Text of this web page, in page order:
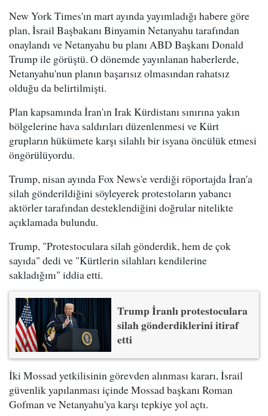
New York Times'ın mart ayında yayımladığı habere göre
plan, İsrail Başbakanı Binyamin Netanyahu tarafından
onaylandı ve Netanyahu bu planı ABD Başkanı Donald
Trump ile görüştü. O dönemde yayınlanan haberlerde,
Netanyahu'nun planın başarısız olmasından rahatsız
olduğu da belirtilmişti.
Plan kapsamında İran'ın Irak Kürdistanı sınırına yakın
bölgelerine hava saldırıları düzenlenmesi ve Kürt
grupların hükümete karşı silahlı bir isyana öncülük etmesi
öngörülüyordu.
Trump, nisan ayında Fox News'e verdiği röportajda İran'a
silah gönderildiğini söyleyerek protestoların yabancı
aktörler tarafından desteklendiğini doğrular nitelikte
açıklamada bulundu.
Trump, "Protestoculara silah gönderdik, hem de çok
sayıda" dedi ve "Kürtlerin silahları kendilerine
sakladığını" iddia etti.
Trump İranlı protestoculara
silah gönderdiklerini itiraf
etti
İki Mossad yetkilisinin görevden alınması kararı, İsrail
güvenlik yapılanması içinde Mossad başkanı Roman
Gofman ve Netanyahu'ya karşı tepkiye yol açtı.